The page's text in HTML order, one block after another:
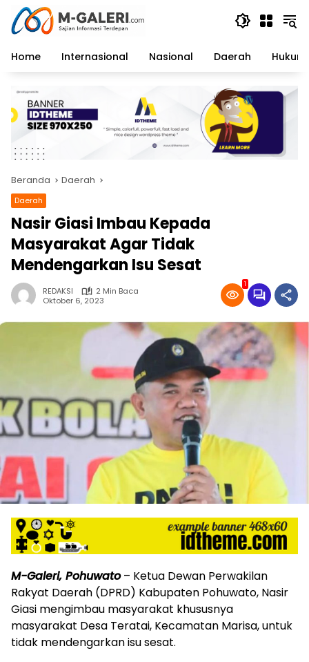
Langsung
konten
Home
Internasional Nasional Daerah
Beranda Daerah
Daerah
Nasir Giasi Imbau Kepada
Masyarakat Agar Tidak
Mendengarkan Isu Sesat
REDAKSI
2 Min Baca
Oktober 6, 2023
1
M-Galeri, Pohuwato– Ketua Dewan Perwakilan
Rakyat Daerah (DPRD) Kabupaten Pohuwato, Nasir
Giasi mengimbau masyarakat khususnya
masyarakat Desa Teratai, Kecamatan Marisa, untuk
tidak mendengarkan isu sesat.